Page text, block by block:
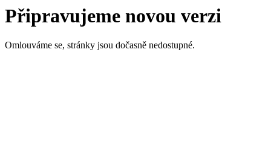
Připravujeme novou verzi
Omlouváme se, stránky jsou dočasně nedostupné.